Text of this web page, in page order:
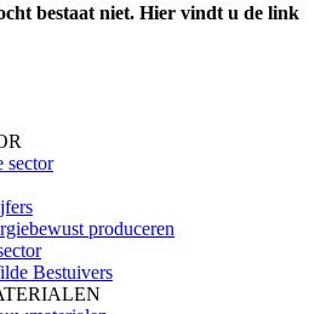
bestaat niet. Hier vindt u de link
sector
produceren
Bestuivers